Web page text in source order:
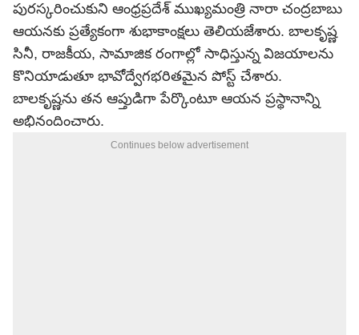
పురస్కరించుకుని ఆంధ్రప్రదేశ్ ముఖ్యమంత్రి నారా చంద్రబాబు
ఆయనకు ప్రత్యేకంగా శుభాకాంక్షలు తెలియజేశారు. బాలకృష్ణ
సినీ, రాజకీయ, సామాజిక రంగాల్లో సాధిస్తున్న విజయాలను
కొనియాడుతూ భావోద్వేగభరితమైన పోస్ట్ చేశారు.
బాలకృష్ణను తన ఆప్తుడిగా పేర్కొంటూ ఆయన ప్రస్థానాన్ని
అభినందించారు.
Continues below advertisement